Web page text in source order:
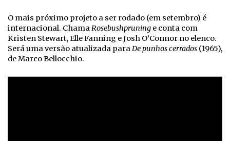
O mais próximo projeto a ser rodado (em setembro) é
internacional. ChamaRosebushpruning e conta com
Kristen Stewart, Elle Fanning e Josh O’Connor no elenco.
Será uma versão atualizada paraDe punhos cerrados (1965),
de Marco Bellocchio.